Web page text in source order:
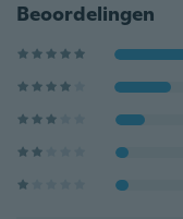
Beoordelingen